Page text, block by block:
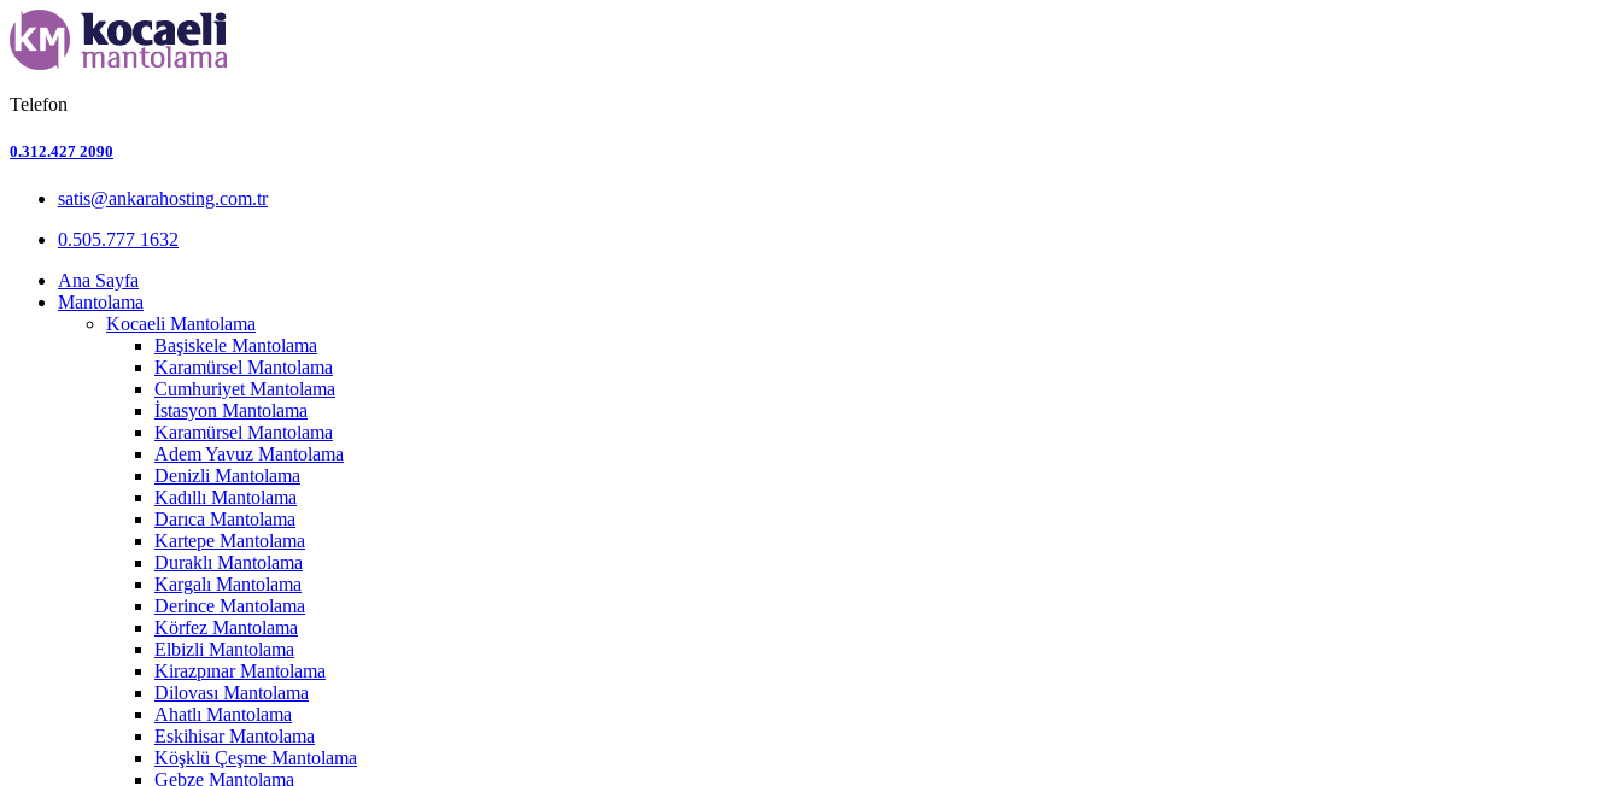
Telefon
0.312.427 2090
satis@ankarahosting.com.tr
0.505.777 1632
Ana Sayfa
Mantolama
Kocaeli Mantolama
Başiskele Mantolama
Karamürsel Mantolama
Cumhuriyet Mantolama
İstasyon Mantolama
Karamürsel Mantolama
Adem Yavuz Mantolama
Denizli Mantolama
Kadıllı Mantolama
Darıca Mantolama
Kartepe Mantolama
Duraklı Mantolama
Kargalı Mantolama
Derince Mantolama
Körfez Mantolama
Elbizli Mantolama
Kirazpınar Mantolama
Dilovası Mantolama
Ahatlı Mantolama
Eskihisar Mantolama
Köşklü Çeşme Mantolama
Gebze Mantolama